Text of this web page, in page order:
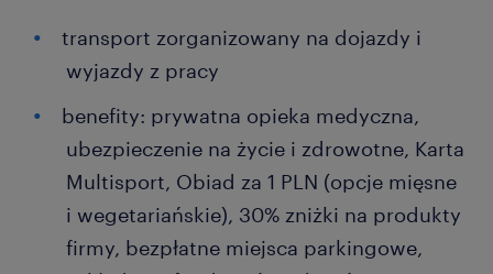
transport zorganizowany na dojazdy i
wyjazdy z pracy
benefity: prywatna opieka medyczna,
ubezpieczenie na życie i zdrowotne, Karta
Multisport, Obiad za 1 PLN (opcje mięsne
i wegetariańskie), 30% zniżki na produkty
firmy, bezpłatne miejsca parkingowe,